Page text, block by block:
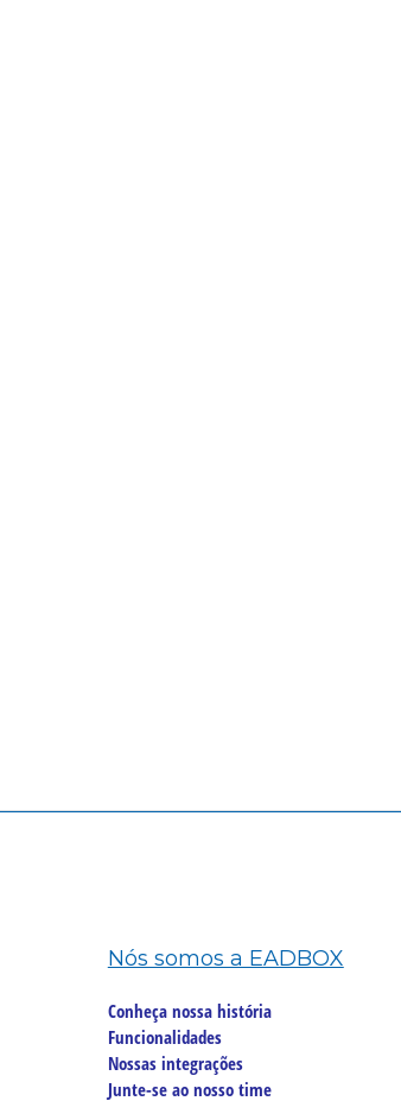
Nós somos a EADBOX
Conheça nossa história
Funcionalidades
Nossas integrações
Junte-se ao nosso time